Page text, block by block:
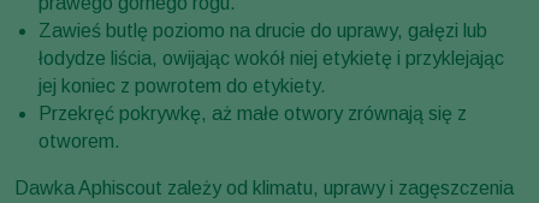
Zawieś butlę poziomo na drucie do uprawy, gałęzi lub
łodydze liścia, owijając wokół niej etykietę i przyklejając
jej koniec z powrotem do etykiety.
Przekręć pokrywkę, aż małe otwory zrównają się z
otworem.
Dawka Aphiscout zależy od klimatu, uprawy i zagęszczenia